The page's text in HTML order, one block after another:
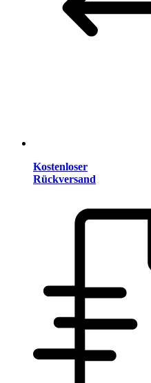
Kostenloser
Rückversand